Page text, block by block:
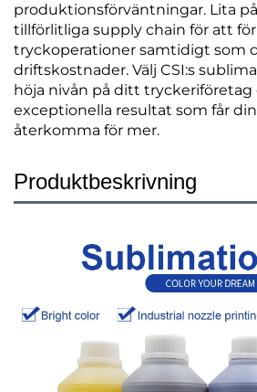
produktionsförväntningar. Lita
tillförlitliga supply chain för att
tryckoperationer samtidigt som
driftskostnader. Välj CSI:s
höja nivån på ditt tryckeriföretag
exceptionella resultat som får
återkomma för mer.
Produktbeskrivning